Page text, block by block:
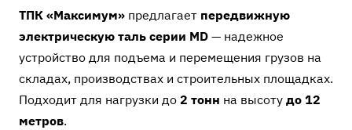
ТПК «Максимум» предлагает передвижную
электрическую таль серии MD — надежное
устройство для подъема и перемещения грузов на
складах, производствах и строительных площадках.
Подходит для нагрузки до 2 тонн на высоту до 12
метров.